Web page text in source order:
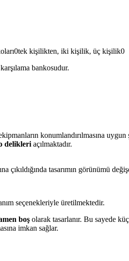
kişilikten, iki kişilik, üç kişilik0
bankosudur.
konumlandırılmasına uygun
delikleri açılmaktadır.
çıkıldığında tasarımın görünümü
seçenekleriyle üretilmektedir.
boş olarak tasarlanır. Bu sayede
imkan sağlar.